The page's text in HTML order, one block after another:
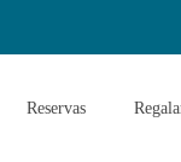
Reservas